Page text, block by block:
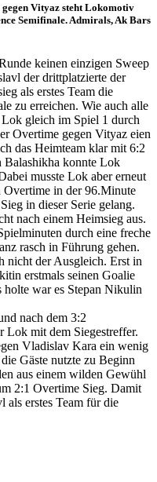
Vityaz steht Lokomotiv
Semifinale. Admirals, Ak Bars
keinen einzigen Sweep
der drittplatzierte der
als erstes Team die
zu erreichen. Wie auch alle
Lok gleich im Spiel 1 durch
Overtime gegen Vityaz eien
das Heimteam klar mit 6:2
Balashikha konnte Lok
musste Lok aber erneut
in der 96.Minute
in dieser Serie gelang.
nach einem Heimsieg aus.
durch eine freche
rasch in Führung gehen.
nicht der Ausgleich. Erst in
erstmals seinen Goalie
holte war es Stepan Nikulin
nach dem 3:2
Lok mit dem Siegestreffer.
Vladislav Kara ein wenig
Gäste nutzte zu Beginn
aus einem wilden Gewühl
2:1 Overtime Sieg. Damit
als erstes Team für die